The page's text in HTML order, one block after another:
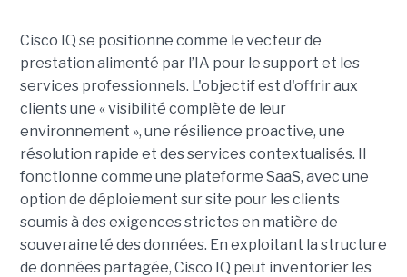
Cisco IQ se positionne comme le vecteur de
prestation alimenté par l’IA pour le support et les
services professionnels. L'objectif est d'offrir aux
clients une « visibilité complète de leur
environnement », une résilience proactive, une
résolution rapide et des services contextualisés. Il
fonctionne comme une plateforme SaaS, avec une
option de déploiement sur site pour les clients
soumis à des exigences strictes en matière de
souveraineté des données. En exploitant la structure
de données partagée, Cisco IQ peut inventorier les